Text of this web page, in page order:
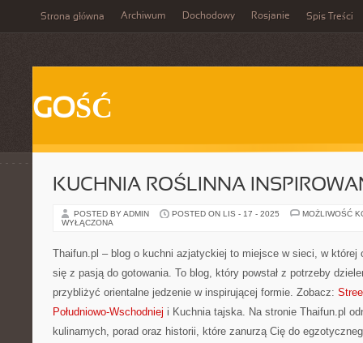
Strona główna Archiwum Dochodowy Rosjanie Spis Treści
GOŚĆ
KUCHNIA ROŚLINNA
POSTED BY ADMIN POSTED ON LIS - 17 - 2025
MOŻLIWOŚĆ
WYŁĄCZONA
Thaifun.pl – blog o kuchni azjatyckiej to miejsce w sieci, w której
się z pasją do gotowania. To blog, który powstał z potrzeby
przybliżyć orientalne jedzenie w inspirującej formie. Zobacz:
Południowo-Wschodniej i Kuchnia tajska. Na stronie Thaifun.pl
kulinarnych, porad oraz historii, które zanurzą Cię do